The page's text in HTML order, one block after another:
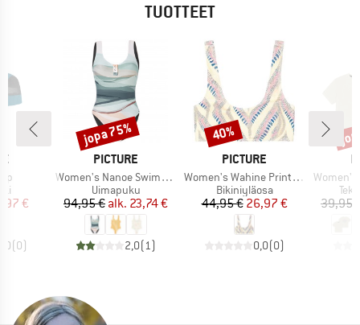
TUOTTEET
hinta
€
(0)
MERKKI
PICTURE
Tuote
Women's Nanoe Swimsuit
Tuoteryhmä
Uimapuku
Hinta
94,95 € Alennettu hinta
alk. 23,74 €
2,0(1)
Alennus
jopa 75%
MERKKI
PICTURE
Tuote
Women's Wahine Printed Top
Tuoteryhmä
Bikiniyläosa
Hinta
44,95 €Alennettu hinta
26,97 €
0,0(0)
Alennus
40%
Tuote
Women's
39,95